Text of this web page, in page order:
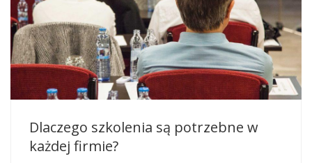
Dlaczego szkolenia są potrzebne w
każdej firmie?